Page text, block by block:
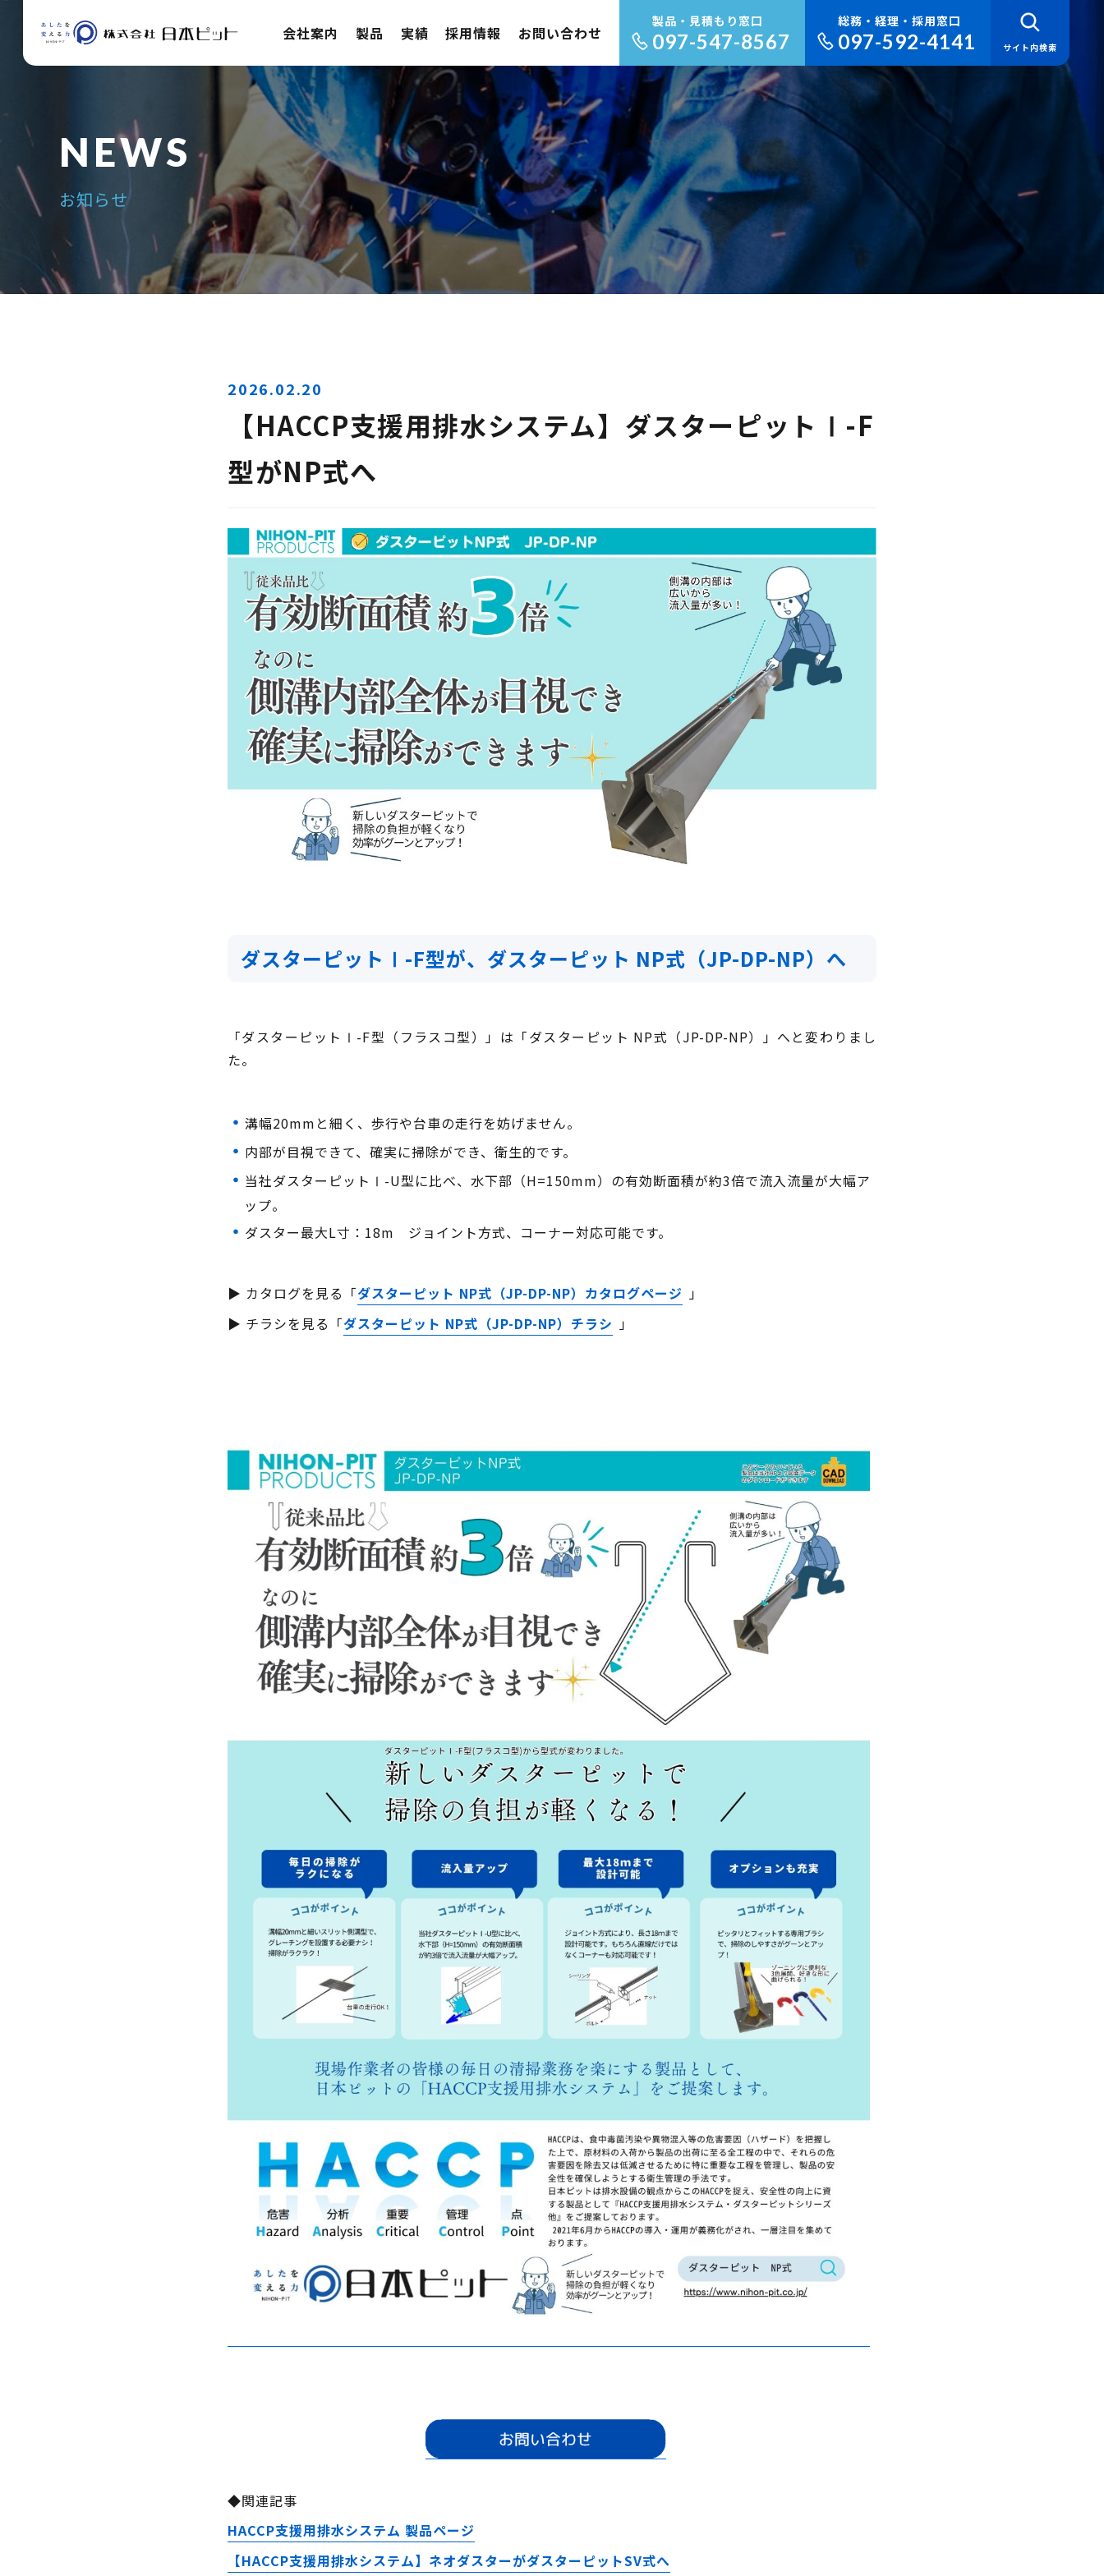
会社案内 製品 実績 採用情報 お問い合わせ
製品・見積もり窓口
097-547-8567
総務・経理・採用窓口
097-592-4141 サイト内検索
検 索
お知らせ
2026.02.20
【HACCP支援用排水システム】ダスターピットⅠ-F
型がNP式へ
ダスターピットⅠ-F型が、ダスターピット NP式（JP-DP-NP）へ
「ダスターピットⅠ-F型（フラスコ型）」は「ダスターピット NP式（JP-DP-NP）」へと変わりまし
た。
溝幅20mmと細く、歩行や台車の走行を妨げません。
内部が目視できて、確実に掃除ができ、衛生的です。
当社ダスターピットⅠ-U型に比べ、水下部（H=150mm）の有効断面積が約3倍で流入流量が大幅ア
ップ。
ダスター最大L寸：18m ジョイント方式、コーナー対応可能です。
▶ カタログを見る「ダスターピット NP式（JP-DP-NP）カタログページ 」
▶ チラシを見る「ダスターピット NP式（JP-DP-NP）チラシ 」
◆関連記事
HACCP支援用排水システム 製品ページ
【HACCP支援用排水システム】ネオダスターがダスターピットSV式へ